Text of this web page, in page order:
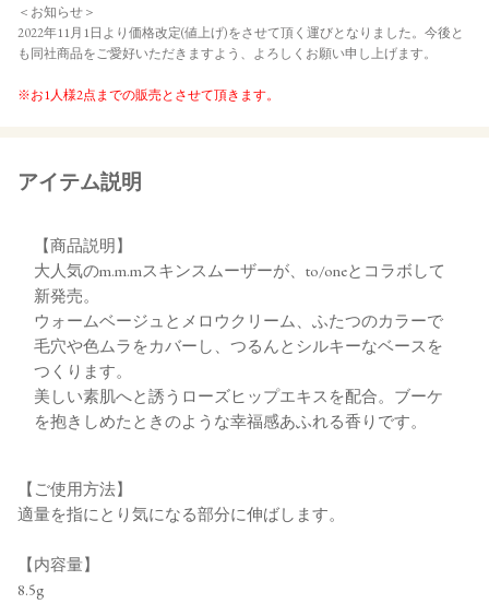
＜お知らせ＞
2022年11月1日より価格改定(値上げ)をさせて頂く運びとなりました。今後と
も同社商品をご愛好いただきますよう、よろしくお願い申し上げます。
※お1人様2点までの販売とさせて頂きます。
アイテム説明
【商品説明】
大人気のm.m.mスキンスムーザーが、to/oneとコラボして
新発売。
ウォームベージュとメロウクリーム、ふたつのカラーで
毛穴や色ムラをカバーし、つるんとシルキーなベースを
つくります。
美しい素肌へと誘うローズヒップエキスを配合。ブーケ
を抱きしめたときのような幸福感あふれる香りです。
【ご使用方法】
適量を指にとり気になる部分に伸ばします。
【内容量】
8.5g